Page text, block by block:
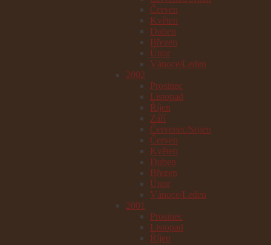
Červen
Květen
Duben
Březen
Únor
Vánoce/Leden
2002
Prosinec
Listopad
Říjen
Září
Červenec/Srpen
Červen
Květen
Duben
Březen
Únor
Vánoce/Leden
2001
Prosinec
Listopad
Říjen